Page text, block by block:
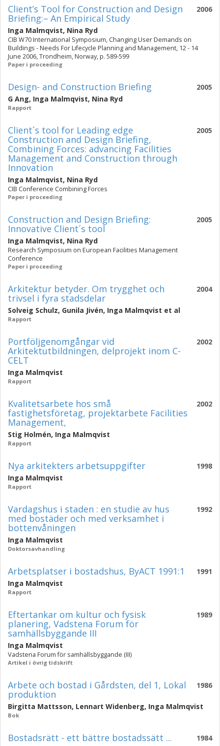
2006
Client’s Tool for Construction and Design
Briefing:– An Empirical Study
Inga Malmqvist, Nina Ryd
CIB W70 International Symposium, Changing User Demands on
Buildings - Needs For Lifecycle Planning and Management, 12 - 14
June 2006, Trondheim, Norway, p. 589-599
Paper i proceeding
2005
Design- and Construction Briefing
G Ang, Inga Malmqvist, Nina Ryd
Rapport
2005
Client´s tool for Leading edge
Construction and Design Briefing,
Combining Forces: advancing Facilities
Management and Construction through
Innovation
Inga Malmqvist, Nina Ryd
CIB Conference Combining Forces
Paper i proceeding
2005
Construction and Design Briefing:
Innovative Client´s tool
Inga Malmqvist, Nina Ryd
Research Symposium on European Facilities Management
Conference
Paper i proceeding
2004
Arkitektur betyder. Om trygghet och
trivsel i fyra stadsdelar
Solveig Schulz, Gunila Jivén, Inga Malmqvist et al
Rapport
2002
Portföljgenomgångar vid
Arkitektutbildningen, delprojekt inom C-
CELT
Inga Malmqvist
Rapport
2002
Kvalitetsarbete hos små
fastighetsföretag, projektarbete Facilities
Management,
Stig Holmén, Inga Malmqvist
Rapport
1998
Nya arkitekters arbetsuppgifter
Inga Malmqvist
Rapport
1992
Vardagshus i staden : en studie av hus
med bostäder och med verksamhet i
bottenvåningen
Inga Malmqvist
Doktorsavhandling
1991
Arbetsplatser i bostadshus, ByACT 1991:1
Inga Malmqvist
Rapport
1989
Eftertankar om kultur och fysisk
planering, Vadstena Forum för
samhällsbyggande III
Inga Malmqvist
Vadstena Forum för samhällsbyggande (III)
Artikel i övrig tidskrift
1986
Arbete och bostad i Gårdsten, del 1, Lokal
produktion
Birgitta Mattsson, Lennart Widenberg, Inga Malmqvist
Bok
1984
Bostadsrätt - ett bättre bostadssätt ...